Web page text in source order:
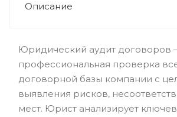
Описание
Юридический аудит договоров
профессиональная проверка
договорной базы компании с
выявления рисков,
мест. Юрист анализирует